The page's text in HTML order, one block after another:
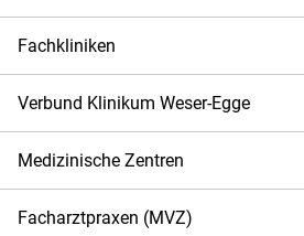
Fachkliniken
Verbund Klinikum Weser-Egge
Medizinische Zentren
Facharztpraxen (MVZ)